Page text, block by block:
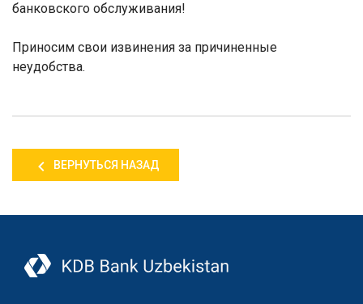
банковского обслуживания!
Приносим свои извинения за причиненные
неудобства.
ВЕРНУТЬСЯ НАЗАД